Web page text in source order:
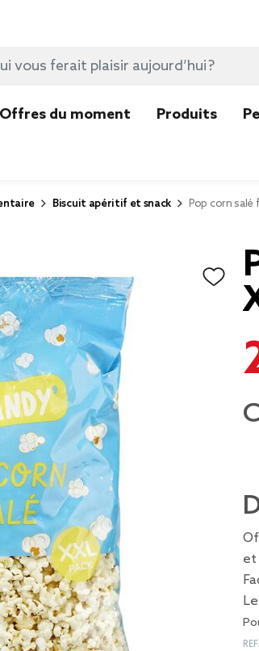
Offres du moment Produits
Biscuit apéritif et snack Pop corn salé
et
Le
REF.